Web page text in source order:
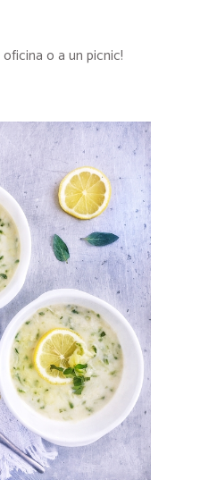
o a un picnic!